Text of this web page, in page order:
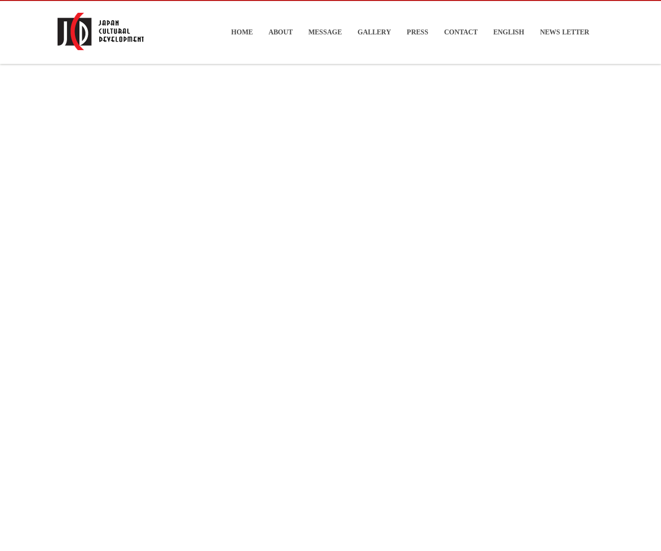
HOME ABOUT MESSAGE GALLERY PRESS CONTACT ENGLISH NEWS LETTER